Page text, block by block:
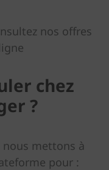
nos offres
chez
?
mettons à
pour :